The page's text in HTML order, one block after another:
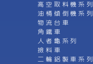
高空取料機系列
油桶傾倒機系列
物流台車
角鐵車
人者龜系列
撿料車
二輪鋁製車系列